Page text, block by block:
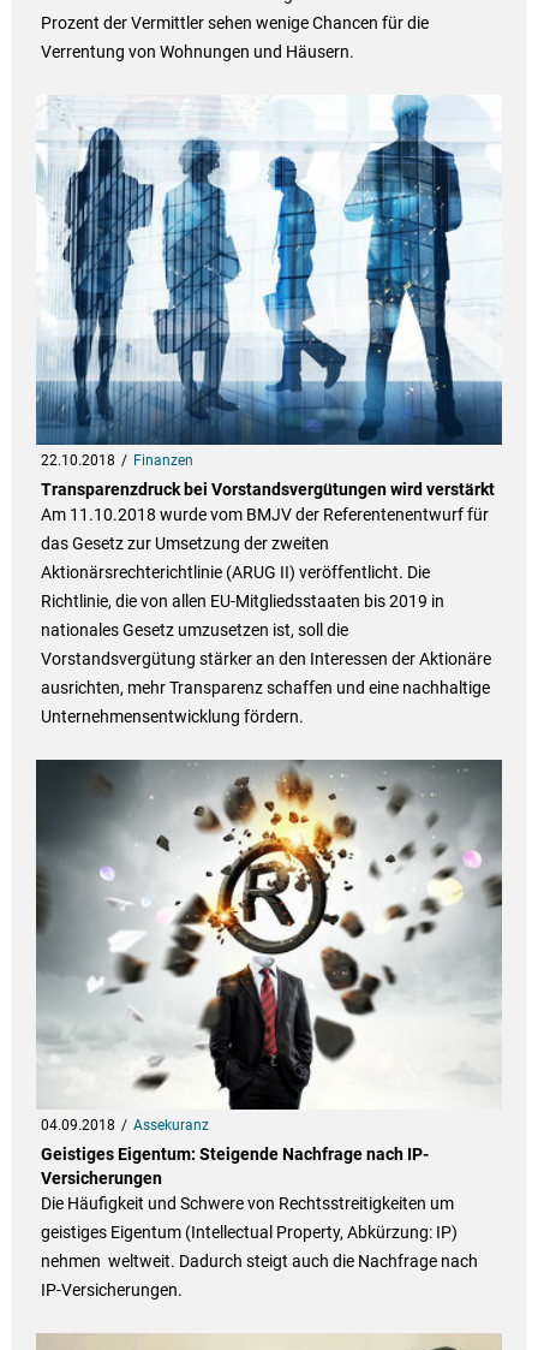
Prozent der Vermittler sehen wenige Chancen für die
Verrentung von Wohnungen und Häusern.
22.10.2018 Finanzen
Transparenzdruck bei Vorstandsvergütungen wird verstärkt
Am 11.10.2018 wurde vom BMJV der Referentenentwurf für
das Gesetz zur Umsetzung der zweiten
Aktionärsrechterichtlinie (ARUG II) veröffentlicht. Die
Richtlinie, die von allen EU-Mitgliedsstaaten bis 2019 in
nationales Gesetz umzusetzen ist, soll die
Vorstandsvergütung stärker an den Interessen der Aktionäre
ausrichten, mehr Transparenz schaffen und eine nachhaltige
Unternehmensentwicklung fördern.
04.09.2018 Assekuranz
Geistiges Eigentum: Steigende Nachfrage nach IP-
Versicherungen
Die Häufigkeit und Schwere von Rechtsstreitigkeiten um
geistiges Eigentum (Intellectual Property, Abkürzung: IP)
nehmen weltweit. Dadurch steigt auch die Nachfrage nach
IP-Versicherungen.